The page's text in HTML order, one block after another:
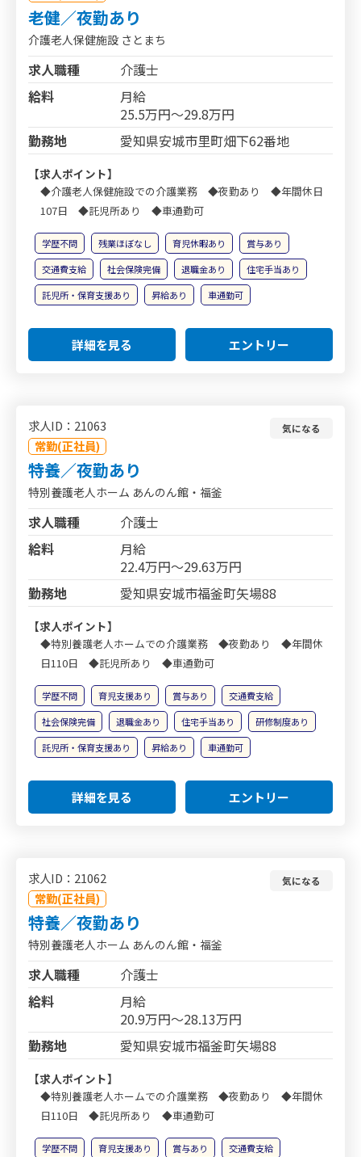
老健／夜勤あり
介護老人保健施設 さとまち
求人職種
介護士
給料
月給
25.5万円～29.8万円
勤務地
愛知県安城市里町畑下62番地
【求人ポイント】
◆介護老人保健施設での介護業務 ◆夜勤あり ◆年間休日
107日 ◆託児所あり ◆車通勤可
学歴不問 残業ほぼなし 育児休暇あり
賞与あり
交通費支給
社会保険完備 退職金あり
住宅手当あり
託児所・保育支援あり
昇給あり 車通勤可
詳細を見る エントリー
求人ID：21063
常勤(正社員)
気になる
特養／夜勤あり
特別養護老人ホーム あんのん館・福釜
求人職種
介護士
給料
月給
22.4万円～29.63万円
勤務地
愛知県安城市福釜町矢場88
【求人ポイント】
◆特別養護老人ホームでの介護業務 ◆夜勤あり ◆年間休
日110日 ◆託児所あり ◆車通勤可
学歴不問 育児支援あり 賞与あり
交通費支給
社会保険完備
退職金あり 住宅手当あり
研修制度あり
託児所・保育支援あり
昇給あり 車通勤可
詳細を見る エントリー
求人ID：21062
常勤(正社員)
気になる
特養／夜勤あり
特別養護老人ホーム あんのん館・福釜
求人職種
介護士
給料
月給
20.9万円～28.13万円
勤務地
愛知県安城市福釜町矢場88
【求人ポイント】
◆特別養護老人ホームでの介護業務 ◆夜勤あり ◆年間休
日110日 ◆託児所あり ◆車通勤可
学歴不問 育児支援あり 賞与あり
交通費支給